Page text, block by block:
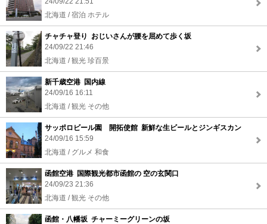
北海道 / 宿泊 ホテル
チャチャ登り おじいさんが腰を屈めて歩く坂
24/09/22 21:46
北海道 / 観光 珍百景
新千歳空港 国内線
24/09/16 16:11
北海道 / 観光 その他
サッポロビール園 開拓使館 新鮮な生ビールとジンギスカン
24/09/16 15:59
北海道 / グルメ 和食
函館空港 国際観光都市函館の 空の玄関口
24/09/23 21:36
北海道 / 観光 その他
函館・八幡坂 チャーミーグリーンの坂